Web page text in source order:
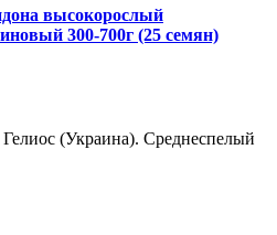
высокорослый
300-700г (25 семян)
(Украина). Среднеспелый